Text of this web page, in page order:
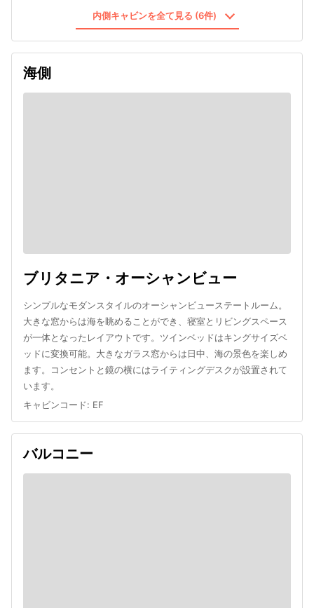
内側キャビンを全て見る (6件)
海側
ブリタニア・オーシャンビュー
シンプルなモダンスタイルのオーシャンビューステートルーム。
大きな窓からは海を眺めることができ、寝室とリビングスペース
が一体となったレイアウトです。ツインベッドはキングサイズベ
ッドに変換可能。大きなガラス窓からは日中、海の景色を楽しめ
ます。コンセントと鏡の横にはライティングデスクが設置されて
います。
キャビンコード: EF
バルコニー